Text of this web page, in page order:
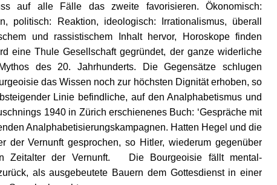
auf alle Fälle das zweite favorisieren. Ökonomisch:
politisch: Reaktion, ideologisch: Irrationalismus, überall
und rassistischem Inhalt hervor, Horoskope finden
eine Thule Gesellschaft gegründet, der ganze widerliche
des 20. Jahrhunderts. Die Gegensätze schlugen
das Wissen noch zur höchsten Dignität erhoben, so
Linie befindliche, auf den Analphabetismus und
1940 in Zürich erschienenes Buch: ‘Gespräche mit
Analphabetisierungskampagnen. Hatten Hegel und die
der Vernunft gesprochen, so Hitler, wiederum gegenüber
Zeitalter der Vernunft. Die Bourgeoisie fällt mental-
als ausgebeutete Bauern dem Gottesdienst in einer